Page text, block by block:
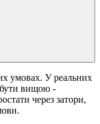
умовах. У реальних
бути вищою -
через затори,